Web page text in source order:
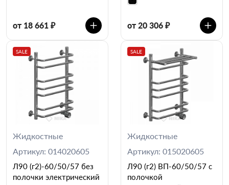
от 18 661 ₽ от 20 306 ₽
SALE
Жидкостные
Артикул: 014020605
Л90 (г2)-60/50/57 без
полочки электрический
SALE
Жидкостные
Артикул: 015020605
Л90 (г2) ВП-60/50/57 с
полочкой